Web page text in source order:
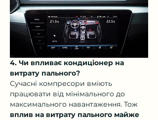
4. Чи впливає кондиціонер на
витрату пального?
Сучасні компресори вміють
працювати від мінімального до
максимального навантаження. Тож
вплив на витрату пального майже